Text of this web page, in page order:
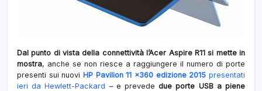
Dal punto di vista della connettività l’Acer Aspire R11 si mette in
mostra, anche se non riesce a raggiungere il numero di porte
presenti sui nuovi HP Pavilion 11 x360 edizione 2015 presentati
ieri da Hewlett-Packard – e prevededue porte USB a piene